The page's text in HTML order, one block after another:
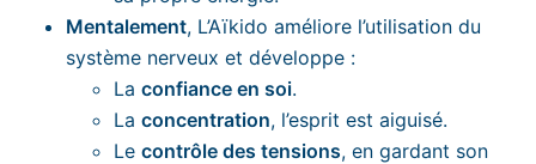
Mentalement, L’Aïkido améliore l’utilisation du
système nerveux et développe :
La confiance en soi.
La concentration, l’esprit est aiguisé.
Le contrôle des tensions, en gardant son